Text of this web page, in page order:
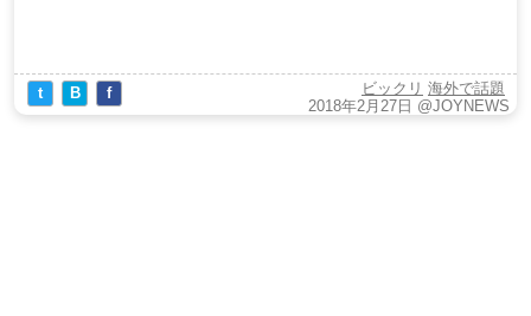
t B f ビックリ 海外で話題
2018年2月27日 @JOYNEWS